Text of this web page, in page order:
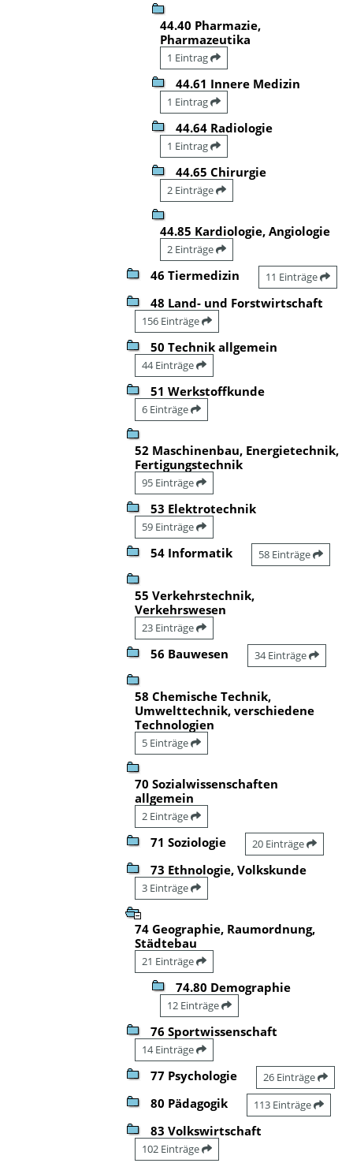
44.40 Pharmazie,
Pharmazeutika
1 Eintrag
44.61 Innere Medizin
1 Eintrag
44.64 Radiologie
1 Eintrag
44.65 Chirurgie
2 Einträge
44.85 Kardiologie, Angiologie
2 Einträge
46 Tiermedizin 11 Einträge
48 Land- und Forstwirtschaft
156 Einträge
50 Technik allgemein
44 Einträge
51 Werkstoffkunde
6 Einträge
52 Maschinenbau, Energietechnik,
Fertigungstechnik
95 Einträge
53 Elektrotechnik
59 Einträge
54 Informatik 58 Einträge
55 Verkehrstechnik,
Verkehrswesen
23 Einträge
56 Bauwesen 34 Einträge
58 Chemische Technik,
Umwelttechnik, verschiedene
Technologien
5 Einträge
70 Sozialwissenschaften
allgemein
2 Einträge
71 Soziologie 20 Einträge
73 Ethnologie, Volkskunde
3 Einträge
74 Geographie, Raumordnung,
Städtebau
21 Einträge
74.80 Demographie
12 Einträge
76 Sportwissenschaft
14 Einträge
77 Psychologie 26 Einträge
80 Pädagogik 113 Einträge
83 Volkswirtschaft
102 Einträge